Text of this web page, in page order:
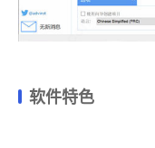
软件特色